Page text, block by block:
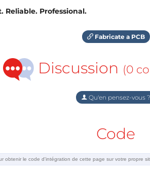
Reliable. Professional.
Fabricate a PCB
Discussion (0
Qu'en pensez-vous ?
Code